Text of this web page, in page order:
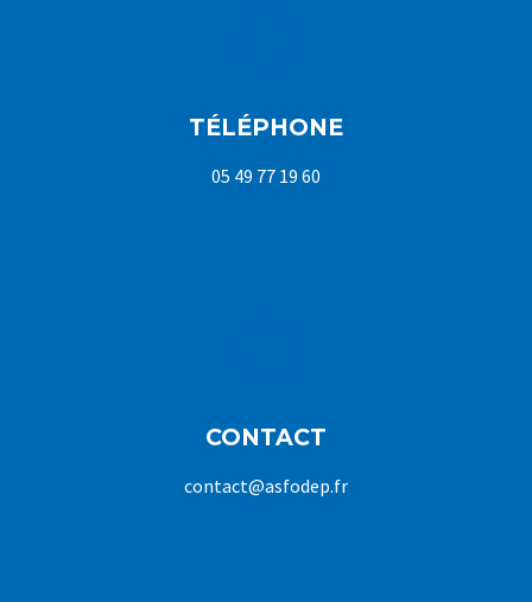
TÉLÉPHONE
05 49 77 19 60
CONTACT
contact@asfodep.fr